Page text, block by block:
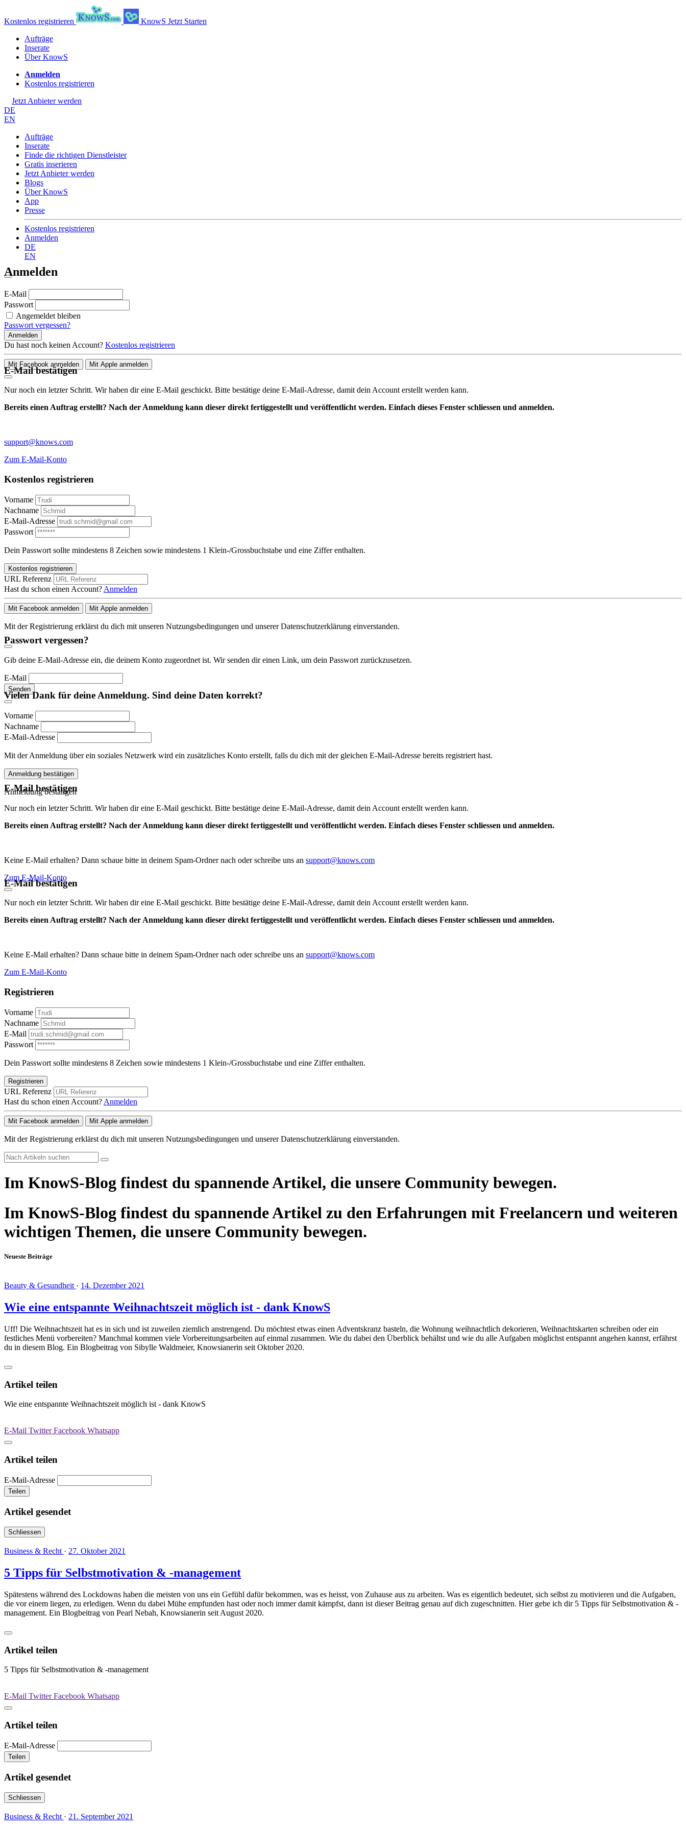
Kostenlos registrieren KnowS Jetzt Starten
Aufträge
Inserate
Über KnowS
Anmelden
Kostenlos registrieren
Jetzt Anbieter werden
DE
EN
Aufträge
Inserate
Finde die richtigen Dienstleister
Gratis inserieren
Jetzt Anbieter werden
Blogs
Über KnowS
App
Presse
Kostenlos registrieren
Anmelden
DE
EN
Anmelden
E-Mail
Passwort
Angemeldet bleiben
Passwort vergessen?
Anmelden
Du hast noch keinen Account? Kostenlos registrieren
Mit Facebook anmelden Mit Apple anmelden
E-Mail bestätigen
Nur noch ein letzter Schritt. Wir haben dir eine E-Mail geschickt. Bitte bestätige deine E-Mail-Adresse, damit dein Account erstellt werden kann.
Bereits einen Auftrag erstellt? Nach der Anmeldung kann dieser direkt fertiggestellt und veröffentlicht werden. Einfach dieses Fenster schliessen und anmelden.
support@knows.com
Zum E-Mail-Konto
Kostenlos registrieren
Vorname
Nachname
E-Mail-Adresse
Passwort
Dein Passwort sollte mindestens 8 Zeichen sowie mindestens 1 Klein-/Grossbuchstabe und eine Ziffer enthalten.
Kostenlos registrieren
URL Referenz
Hast du schon einen Account? Anmelden
Mit Facebook anmelden Mit Apple anmelden
Mit der Registrierung erklärst du dich mit unseren Nutzungsbedingungen und unserer Datenschutzerklärung einverstanden.
Passwort vergessen?
Gib deine E-Mail-Adresse ein, die deinem Konto zugeordnet ist. Wir senden dir einen Link, um dein Passwort zurückzusetzen.
E-Mail
Senden
Vielen Dank für deine Anmeldung. Sind deine Daten korrekt?
Vorname
Nachname
E-Mail-Adresse
Mit der Anmeldung über ein soziales Netzwerk wird ein zusätzliches Konto erstellt, falls du dich mit der gleichen E-Mail-Adresse bereits registriert hast.
Anmeldung bestätigen
Anmeldung bestätigen
E-Mail bestätigen
Nur noch ein letzter Schritt. Wir haben dir eine E-Mail geschickt. Bitte bestätige deine E-Mail-Adresse, damit dein Account erstellt werden kann.
Bereits einen Auftrag erstellt? Nach der Anmeldung kann dieser direkt fertiggestellt und veröffentlicht werden. Einfach dieses Fenster schliessen und anmelden.
Keine E-Mail erhalten? Dann schaue bitte in deinem Spam-Ordner nach oder schreibe uns an support@knows.com
Zum E-Mail-Konto
E-Mail bestätigen
Nur noch ein letzter Schritt. Wir haben dir eine E-Mail geschickt. Bitte bestätige deine E-Mail-Adresse, damit dein Account erstellt werden kann.
Bereits einen Auftrag erstellt? Nach der Anmeldung kann dieser direkt fertiggestellt und veröffentlicht werden. Einfach dieses Fenster schliessen und anmelden.
Keine E-Mail erhalten? Dann schaue bitte in deinem Spam-Ordner nach oder schreibe uns an support@knows.com
Zum E-Mail-Konto
Registrieren
Vorname
Nachname
E-Mail
Passwort
Dein Passwort sollte mindestens 8 Zeichen sowie mindestens 1 Klein-/Grossbuchstabe und eine Ziffer enthalten.
Registrieren
URL Referenz
Hast du schon einen Account? Anmelden
Mit Facebook anmelden Mit Apple anmelden
Mit der Registrierung erklärst du dich mit unseren Nutzungsbedingungen und unserer Datenschutzerklärung einverstanden.
Im KnowS-Blog findest du spannende Artikel, die unsere Community bewegen.
Im KnowS-Blog findest du spannende Artikel zu den Erfahrungen mit Freelancern und weiteren
wichtigen Themen, die unsere Community bewegen.
Neueste Beiträge
Beauty & Gesundheit · 14. Dezember 2021
Wie eine entspannte Weihnachtszeit möglich ist - dank KnowS
Uff! Die Weihnachtszeit hat es in sich und ist zuweilen ziemlich anstrengend. Du möchtest etwas einen Adventskranz basteln, die Wohnung weihnachtlich dekorieren, Weihnachtskarten schreiben oder ein
festliches Menü vorbereiten? Manchmal kommen viele Vorbereitungsarbeiten auf einmal zusammen. Wie du dabei den Überblick behältst und wie du alle Aufgaben möglichst entspannt angehen kannst, erfährst
du in diesem Blog. Ein Blogbeitrag von Sibylle Waldmeier, Knowsianerin seit Oktober 2020.
Artikel teilen
Wie eine entspannte Weihnachtszeit möglich ist - dank KnowS
E-Mail TwitterFacebook Whatsapp
Artikel teilen
E-Mail-Adresse
Teilen
Artikel gesendet
Schliessen
Business & Recht · 27. Oktober 2021
5 Tipps für Selbstmotivation & -management
Spätestens während des Lockdowns haben die meisten von uns ein Gefühl dafür bekommen, was es heisst, von Zuhause aus zu arbeiten. Was es eigentlich bedeutet, sich selbst zu motivieren und die Aufgaben,
die vor einem liegen, zu erledigen. Wenn du dabei Mühe empfunden hast oder noch immer damit kämpfst, dann ist dieser Beitrag genau auf dich zugeschnitten. Hier gebe ich dir 5 Tipps für Selbstmotivation & -
management. Ein Blogbeitrag von Pearl Nebah, Knowsianerin seit August 2020.
Artikel teilen
5 Tipps für Selbstmotivation & -management
E-Mail TwitterFacebook Whatsapp
Artikel teilen
E-Mail-Adresse
Teilen
Artikel gesendet
Schliessen
Business & Recht · 21. September 2021